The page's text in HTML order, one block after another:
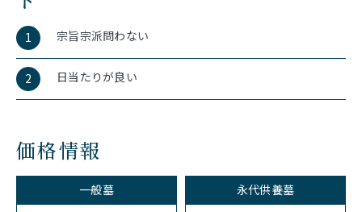
1 宗旨宗派問わない
2 日当たりが良い
価格情報
一般墓 永代供養墓